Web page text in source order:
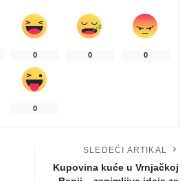
0 0 0
0
SLEDEĆI ARTIKAL
Kupovina kuće u Vrnjačkoj